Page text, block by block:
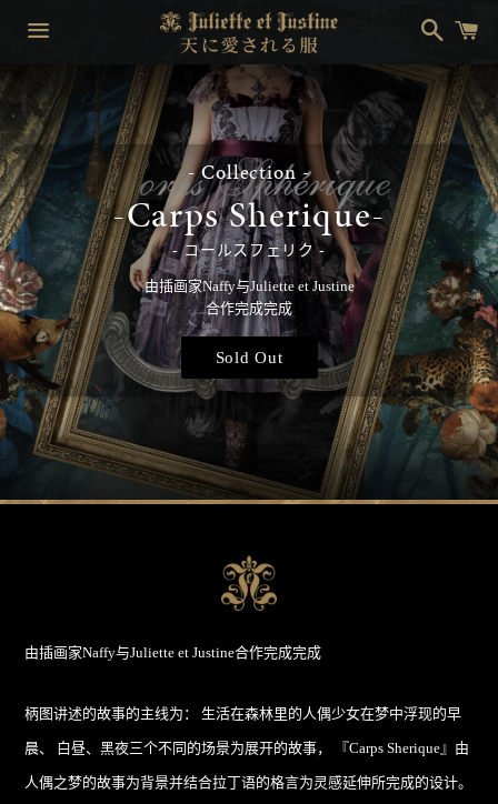
单
- Collection -
-Carps Sherique-
コールスフェリク
由插画家Naffy与Juliette et Justine
合作完成完成
Sold Out
由插画家Naffy与Juliette et Justine合作完成完成
柄图讲述的故事的主线为： 生活在森林里的人偶少女在梦中浮现的早
晨、 白昼、黑夜三个不同的场景为展开的故事， 『Carps Sherique』由
人偶之梦的故事为背景并结合拉丁语的格言为灵感延伸所完成的设计。